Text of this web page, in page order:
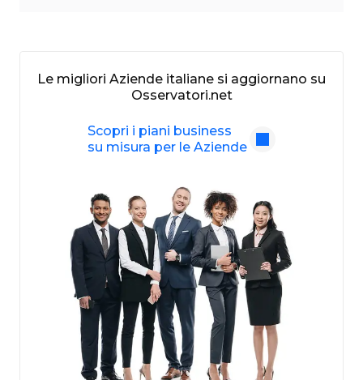
Le migliori Aziende italiane si aggiornano su
Osservatori.net
Scopri i piani business
su misura per le Aziende